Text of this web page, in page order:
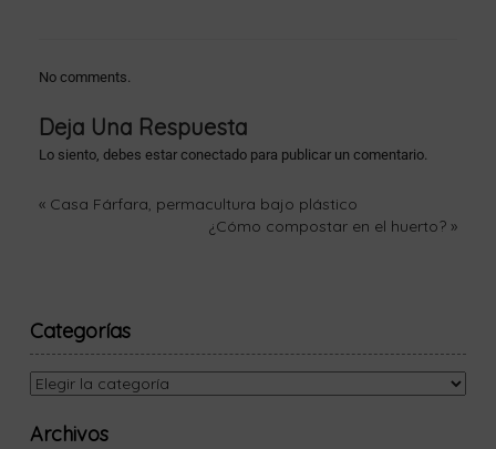
No comments.
Deja Una Respuesta
Lo siento, debes estar conectado para publicar un comentario.
« Casa Fárfara, permacultura bajo plástico
¿Cómo compostar en el huerto? »
Categorías
Archivos